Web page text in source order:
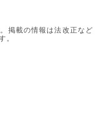
掲載の情報は法改正など
。